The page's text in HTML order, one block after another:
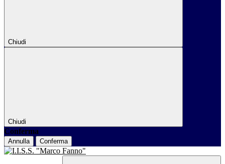
Chiudi
Chiudi
Conferma
Annulla Conferma